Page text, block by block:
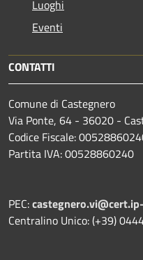
Luoghi
Eventi
CONTATTI
Comune di Castegnero
Via Ponte, 64 - 36020 -
Codice Fiscale:
Partita IVA: 00528860240
PEC:
Centralino Unico: (+39)